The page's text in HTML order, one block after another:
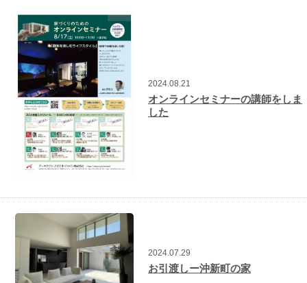
2024.08.21
オンラインセミナーの講師をしま
した
2024.07.29
お引渡しー沖新町の家